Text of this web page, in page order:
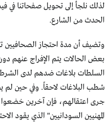
لذلك نلجأ إلى تحويل صفحاتنا في
الحدث من الشارع.
وتضيف أن مدة احتجاز الصحافيين
بعض الحالات يتم الإفراج عنهم
السلطات بلاغات ضدهم لدى
شطب البلاغات لاحقاً. وفي حين
جرى اعتقالهم، فإن آخرين خضعوا
المهنيين السودانيين" الذي يقود